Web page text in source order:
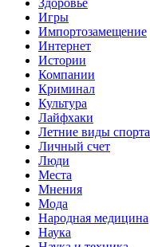
Игры
Импортозамещение
Интернет
Истории
Компании
Криминал
Культура
Лайфхаки
Летние виды спорта
Личный счет
Люди
Места
Мнения
Мода
Народная медицина
Наука